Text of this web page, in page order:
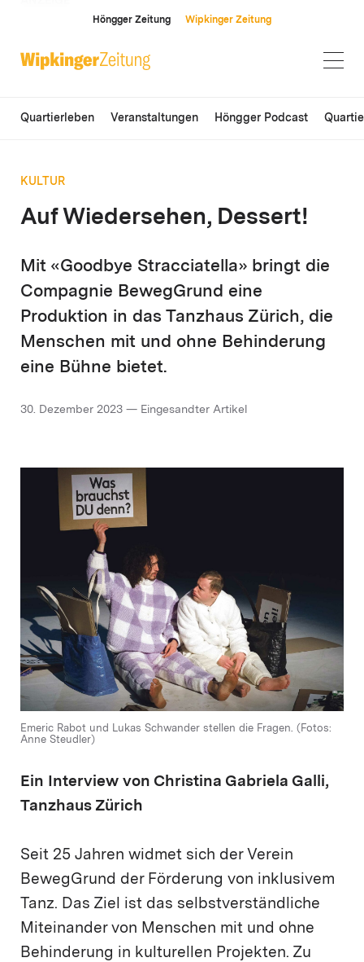
Höngger Zeitung Wipkinger Zeitung
Quartierleben Veranstaltungen Höngger Podcast
KULTUR
Auf Wiedersehen, Dessert!
Mit «Goodbye Stracciatella» bringt die
Compagnie BewegGrund eine
Produktion in das Tanzhaus Zürich, die
Menschen mit und ohne Behinderung
eine Bühne bietet.
30. Dezember 2023 — Eingesandter Artikel
Emeric Rabot und Lukas Schwander stellen die Fragen. (Fotos:
Anne Steudler)
Ein Interview von Christina Gabriela Galli,
Tanzhaus Zürich
Seit 25 Jahren widmet sich der Verein
BewegGrund der Förderung von inklusivem
Tanz. Das Ziel ist das selbstverständliche
Miteinander von Menschen mit und ohne
Behinderung in kulturellen Projekten. Zu